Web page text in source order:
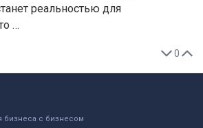
реальностью для
…
0
с бизнесом